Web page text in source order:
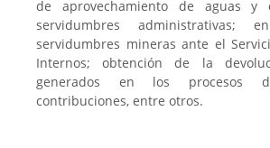
de aprovechamiento de aguas y
servidumbres administrativas;
servidumbres mineras ante el
Internos; obtención de la
generados en los procesos
contribuciones, entre otros.